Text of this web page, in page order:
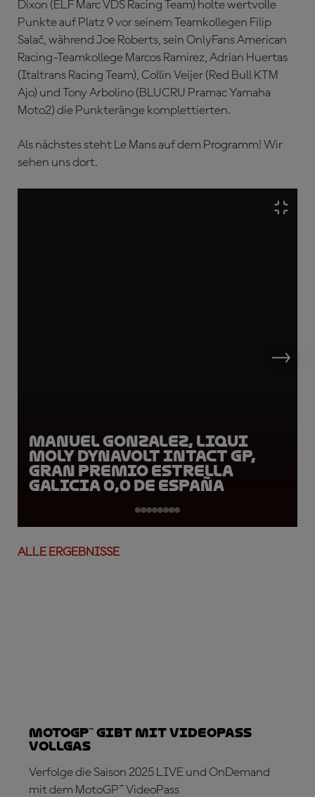
Dixon (ELF Marc VDS Racing Team) holte wertvolle
Punkte auf Platz 9 vor seinem Teamkollegen Filip
Salač, während Joe Roberts, sein OnlyFans American
Racing-Teamkollege Marcos Ramirez, Adrian Huertas
(Italtrans Racing Team), Collin Veijer (Red Bull KTM
Ajo) und Tony Arbolino (BLUCRU Pramac Yamaha
Moto2) die Punkteränge komplettierten.
Als nächstes steht Le Mans auf dem Programm! Wir
sehen uns dort.
Manuel Gonzalez, LIQUI
MOLY Dynavolt Intact GP,
Gran Premio Estrella
Galicia 0,0 de España
ALLE ERGEBNISSE
MotoGP™ gibt mit VideoPass
Vollgas
Verfolge die Saison 2025 LIVE und OnDemand
mit dem MotoGP™ VideoPass